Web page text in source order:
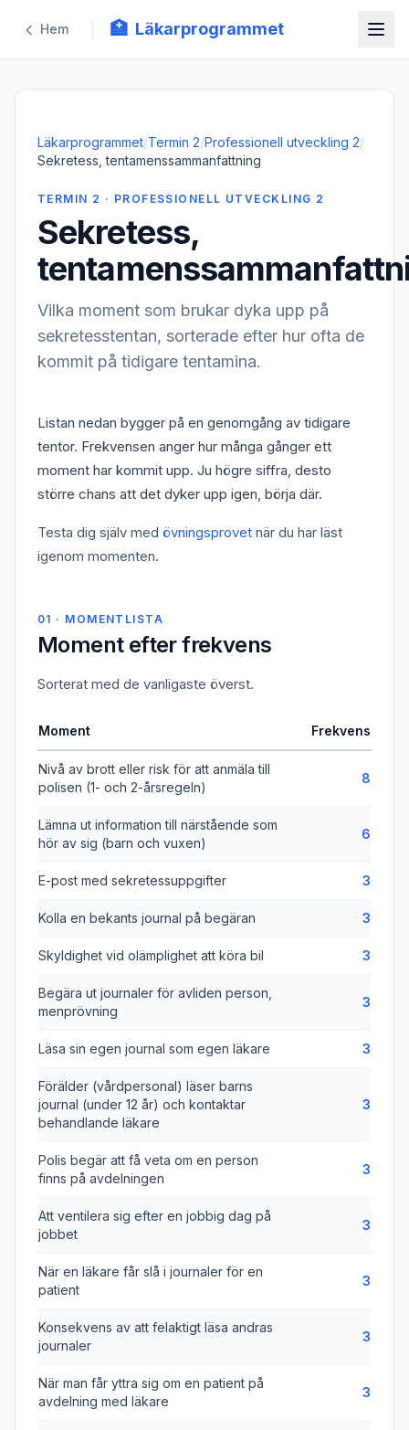
Hem 🏥 Läkarprogrammet
Läkarprogrammet/Termin 2/Professionell utveckling 2/
Sekretess, tentamenssammanfattning
TERMIN 2 · PROFESSIONELL UTVECKLING 2
Sekretess,
Vilka moment som brukar dyka upp på
sekretesstentan, sorterade efter hur ofta de
kommit på tidigare tentamina.
Listan nedan bygger på en genomgång av tidigare
tentor. Frekvensen anger hur många gånger ett
moment har kommit upp. Ju högre siffra, desto
större chans att det dyker upp igen, börja där.
Testa dig själv med övningsprovet när du har läst
igenom momenten.
01 · MOMENTLISTA
Moment efter frekvens
Sorterat med de vanligaste överst.
Moment Frekvens
Nivå av brott eller risk för att anmäla till
polisen (1- och 2-årsregeln)
8
Lämna ut information till närstående som
hör av sig (barn och vuxen)
6
E-post med sekretessuppgifter 3
Kolla en bekants journal på begäran 3
Skyldighet vid olämplighet att köra bil 3
Begära ut journaler för avliden person,
menprövning
3
Läsa sin egen journal som egen läkare 3
Förälder (vårdpersonal) läser barns
journal (under 12 år) och kontaktar
behandlande läkare
3
Polis begär att få veta om en person
finns på avdelningen
3
Att ventilera sig efter en jobbig dag på
jobbet
3
När en läkare får slå i journaler för en
patient
3
Konsekvens av att felaktigt läsa andras
journaler
3
När man får yttra sig om en patient på
avdelning med läkare
3